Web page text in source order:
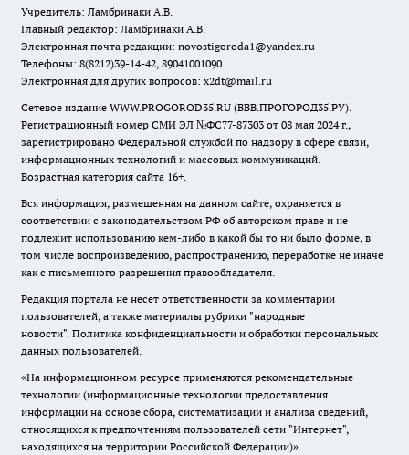
Учредитель: Ламбринаки А.В.
Главный редактор: Ламбринаки А.В.
Электронная почта редакции: novostigoroda1@yandex.ru
Телефоны: 8(8212)39-14-42, 89041001090
Электронная для других вопросов: x2dt@mail.ru
Сетевое издание WWW.PROGOROD35.RU (ВВВ.ПРОГОРОД35.РУ).
Регистрационный номер СМИ ЭЛ №ФС77-87303 от 08 мая 2024 г.,
зарегистрировано Федеральной службой по надзору в сфере связи,
информационных технологий и массовых коммуникаций.
Возрастная категория сайта 16+.
Вся информация, размещенная на данном сайте, охраняется в
соответствии с законодательством РФ об авторском праве и не
подлежит использованию кем-либо в какой бы то ни было форме, в
том числе воспроизведению, распространению, переработке не иначе
как с письменного разрешения правообладателя.
Редакция портала не несет ответственности за комментарии
пользователей, а также материалы рубрики "народные
новости". Политика конфиденциальности и обработки персональных
данных пользователей.
«На информационном ресурсе применяются рекомендательные
технологии (информационные технологии предоставления
информации на основе сбора, систематизации и анализа сведений,
относящихся к предпочтениям пользователей сети "Интернет",
находящихся на территории Российской Федерации)».